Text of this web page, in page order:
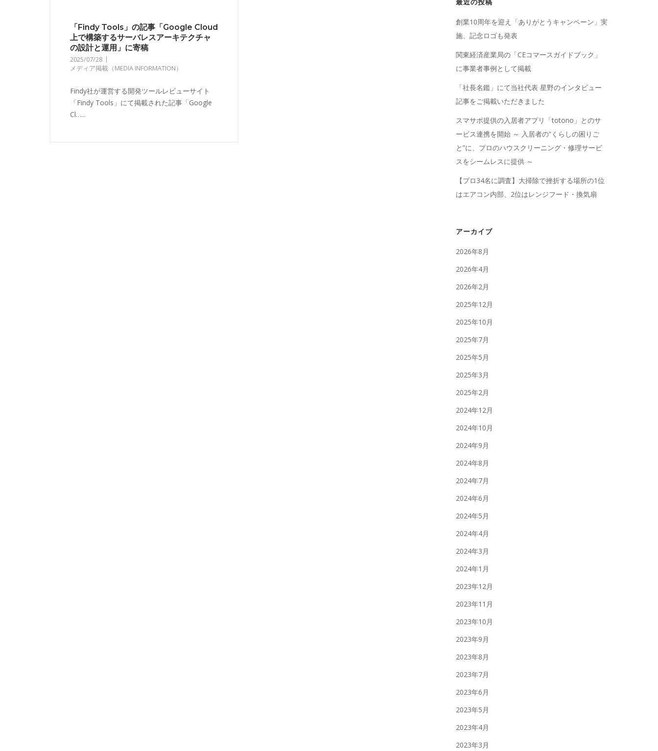
「Findy Tools」の記事「Google Cloud
上で構築するサーバレスアーキテクチャ
の設計と運用」に寄稿
2025/07/28
メディア掲載（MEDIA INFORMATION）
Findy社が運営する開発ツールレビューサイト
「Findy Tools」にて掲載された記事「Google
Cl…...
最近の投稿
創業10周年を迎え「ありがとうキャンペーン」実
施、記念ロゴも発表
関東経済産業局の「CEコマースガイドブック」
に事業者事例として掲載
「社長名鑑」にて当社代表 星野のインタビュー
記事をご掲載いただきました
スマサポ提供の入居者アプリ「totono」とのサ
ービス連携を開始 ～ 入居者の“くらしの困りご
と”に、プロのハウスクリーニング・修理サービ
スをシームレスに提供 ～
【プロ34名に調査】大掃除で挫折する場所の1位
はエアコン内部、2位はレンジフード・換気扇
アーカイブ
2026年8月
2026年4月
2026年2月
2025年12月
2025年10月
2025年7月
2025年5月
2025年3月
2025年2月
2024年12月
2024年10月
2024年9月
2024年8月
2024年7月
2024年6月
2024年5月
2024年4月
2024年3月
2024年1月
2023年12月
2023年11月
2023年10月
2023年9月
2023年8月
2023年7月
2023年6月
2023年5月
2023年4月
2023年3月